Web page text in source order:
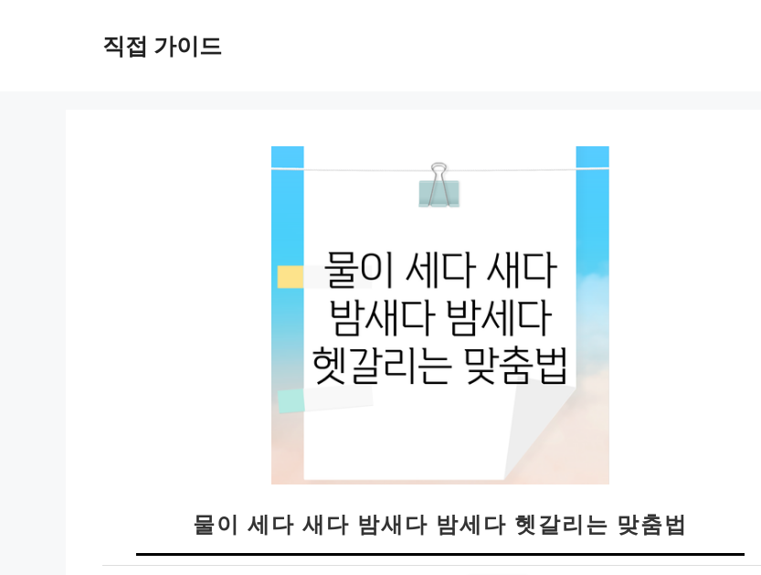
직접 가이드
물이 세다 새다 밤새다 밤세다 헷갈리는 맞춤법